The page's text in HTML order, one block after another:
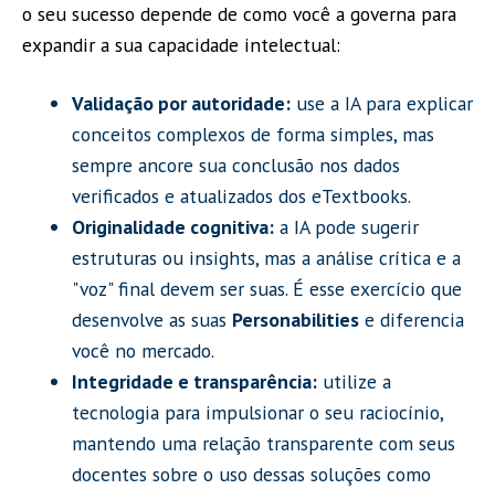
o seu sucesso depende de como você a governa para
expandir a sua capacidade intelectual:
Validação por autoridade: use a IA para explicar
conceitos complexos de forma simples, mas
sempre ancore sua conclusão nos dados
verificados e atualizados dos eTextbooks.
Originalidade cognitiva: a IA pode sugerir
estruturas ou insights, mas a análise crítica e a
"voz" final devem ser suas. É esse exercício que
desenvolve as suas Personabilities e diferencia
você no mercado.
Integridade e transparência: utilize a
tecnologia para impulsionar o seu raciocínio,
mantendo uma relação transparente com seus
docentes sobre o uso dessas soluções como